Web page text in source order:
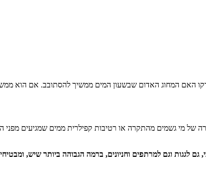
האם המחוג האדום שבשעון המים ממשיך להסתובב. אם הוא
של מי גשמים מהתקרה או רטיבות קפילרית ממים שמגיעים
גם לגגות וגם למרתפים וחניונים, ברמה הגבוהה ביותר שיש,